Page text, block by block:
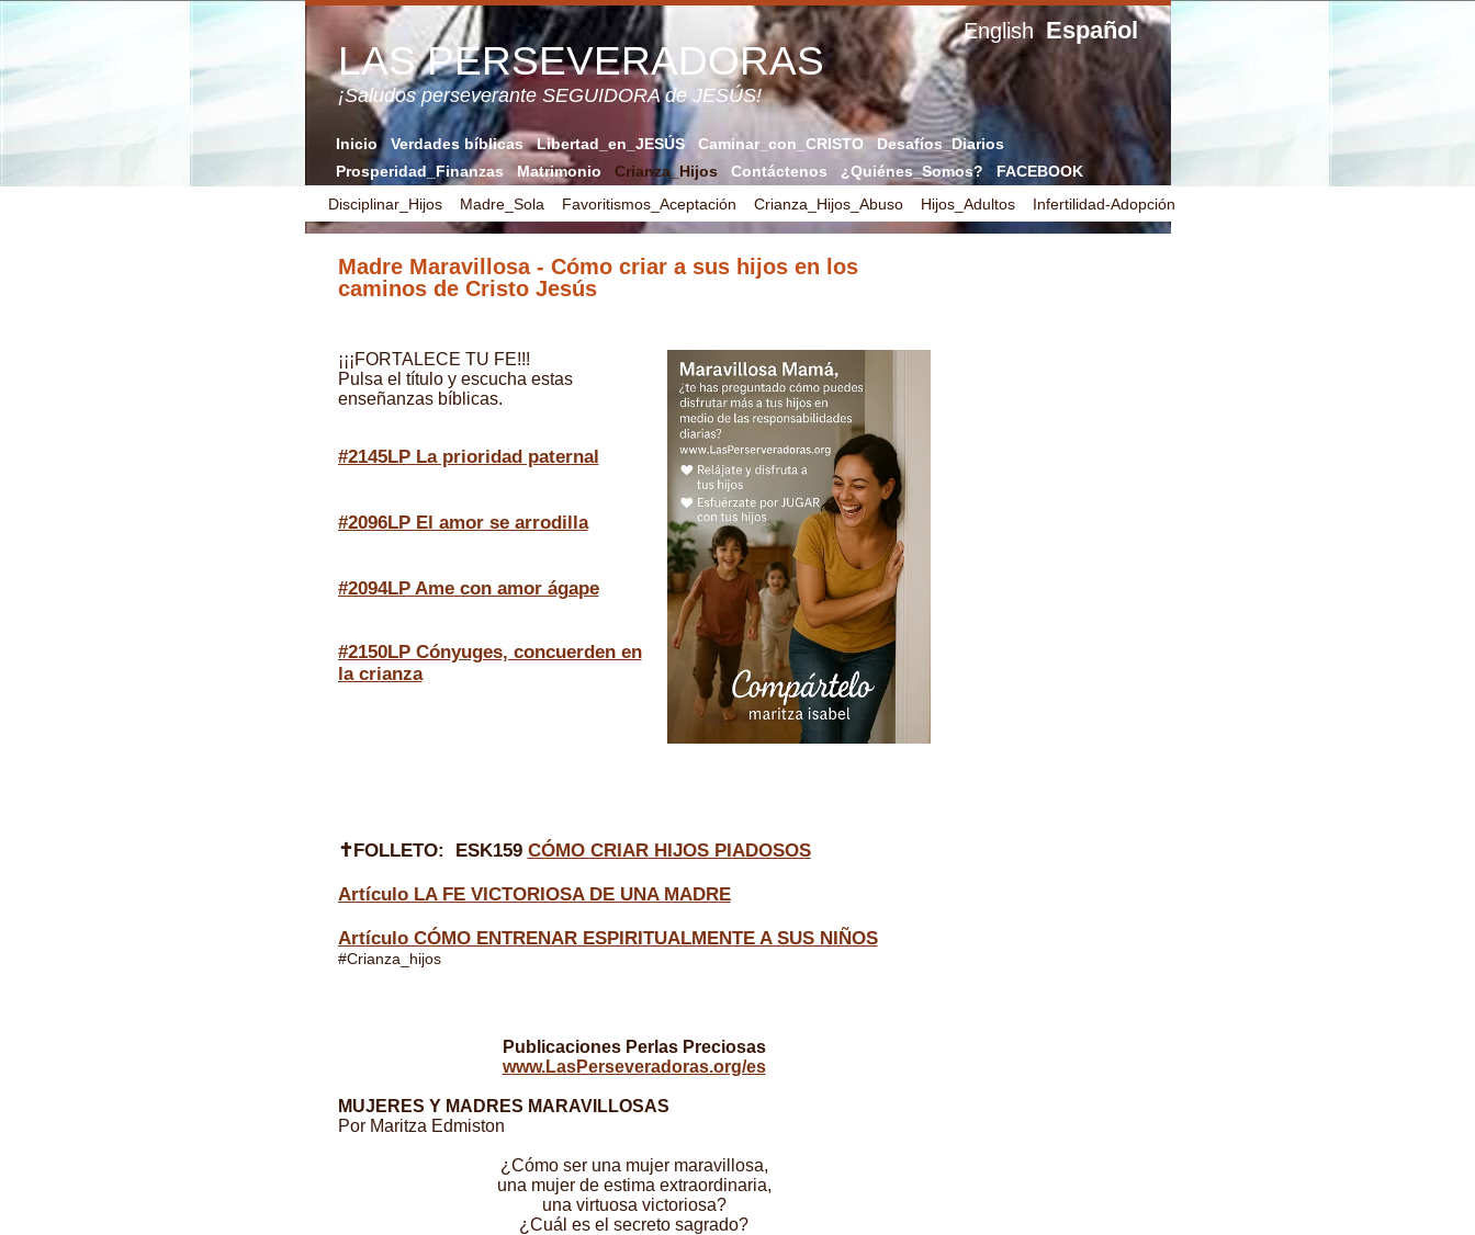
LAS PERSEVERADORAS
¡Saludos perseverante SEGUIDORA de JESÚS!
English Español
Inicio Verdades bíblicas Libertad_en_JESÚS Caminar_con_CRISTO
Desafíos_Diarios
Prosperidad_Finanzas
Matrimonio Crianza_Hijos Contáctenos ¿Quiénes_Somos?
FACEBOOK
Disciplinar_Hijos
Madre_Sola Favoritismos_Aceptación Crianza_Hijos_Abuso Hijos_Adultos Infertilidad-Adopción
Madre Maravillosa - Cómo criar a sus hijos en los
caminos de Cristo Jesús
¡¡¡FORTALECE TU FE!!!
Pulsa el título y escucha estas
enseñanzas bíblicas.
#2145LP La prioridad paternal
#2096LP El amor se arrodilla
#2094LP Ame con amor ágape
#2150LP Cónyuges, concuerden en
la crianza
✝FOLLETO: ESK159 CÓMO CRIAR HIJOS PIADOSOS
Artículo LA FE VICTORIOSA DE UNA MADRE
Artículo CÓMO ENTRENAR ESPIRITUALMENTE A SUS NIÑOS
#Crianza_hijos
Publicaciones Perlas Preciosas
www.LasPerseveradoras.org/es
MUJERES Y MADRES MARAVILLOSAS
Por Maritza Edmiston
¿Cómo ser una mujer maravillosa,
una mujer de estima extraordinaria,
una virtuosa victoriosa?
¿Cuál es el secreto sagrado?